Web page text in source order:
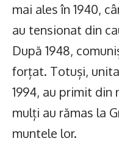
mai ales în 1940,
au tensionat din
După 1948,
forțat. Totuși,
1994, au primit
mulți au rămas la
muntele lor.